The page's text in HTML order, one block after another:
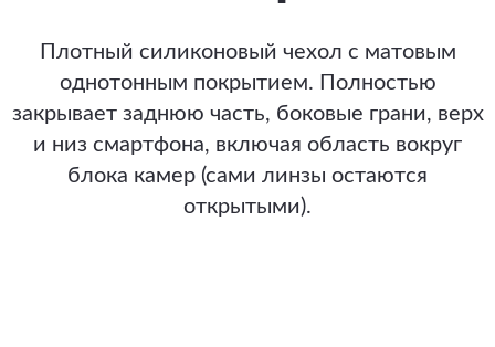
Плотный силиконовый чехол с матовым
однотонным покрытием. Полностью
закрывает заднюю часть, боковые грани, верх
и низ смартфона, включая область вокруг
блока камер (сами линзы остаются
открытыми).